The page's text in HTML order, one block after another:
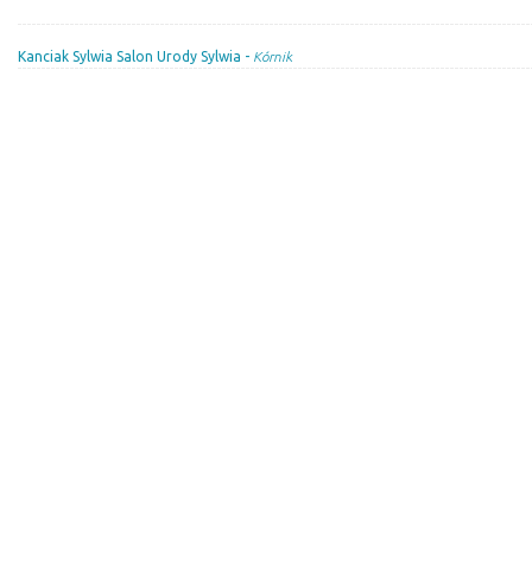
Kanciak Sylwia Salon Urody Sylwia - Kórnik